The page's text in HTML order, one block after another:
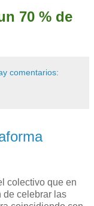
70 % de
comentarios:
colectivo que en
de celebrar las